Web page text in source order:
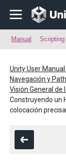
Manual Scripting
Unity User
Navegación y
Visión General de
Construyendo un
colocación